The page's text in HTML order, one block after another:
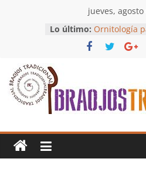
jueves, agosto
Lo último: Ornitología
Taller de
Aguinaldo y
Braojos
Cultura